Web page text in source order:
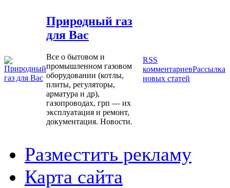
Природный газ
для Вас
Все о бытовом и
промышленном газовом
оборудовании (котлы,
плиты, регуляторы,
арматура и др),
газопроводах, грп — их
эксплуатация и ремонт,
документация. Новости.
RSS
комментариевРассылка
новых статей
Разместить рекламу
Карта сайта